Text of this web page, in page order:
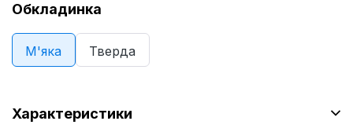
Обкладинка
М'яка Тверда
Характеристики